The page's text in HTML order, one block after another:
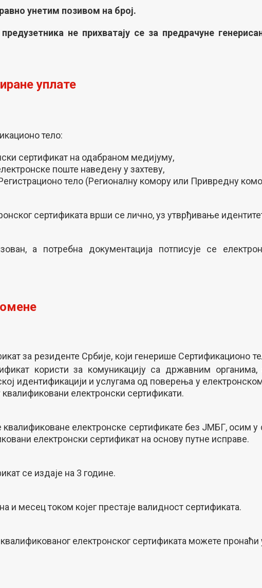
унетим позивом на број.
не прихватају се за предрачуне
уплате
тело:
сертификат на одабраном медијуму,
поште наведену у захтеву,
тело (Регионалну комору или Привредну
сертификата врши се лично, уз утврђивање
а потребна документација потписује се
за резиденте Србије, који генерише
користи за комуникацију са државним
идентификацији и услугама од поверења у
електронски сертификати.
електронске сертификате без ЈМБГ, осим у
електронски сертификат на основу путне исправе.
се издаје на 3 године.
и месец током којег престаје валидност сертификата.
електронског сертификата можете пронаћи